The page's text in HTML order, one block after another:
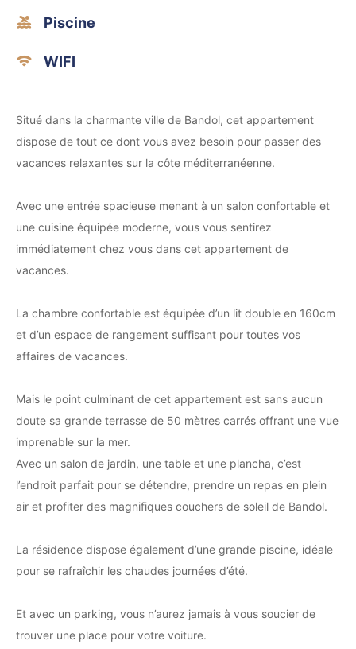
Piscine
WIFI
Situé dans la charmante ville de Bandol, cet appartement
dispose de tout ce dont vous avez besoin pour passer des
vacances relaxantes sur la côte méditerranéenne.
Avec une entrée spacieuse menant à un salon confortable et
une cuisine équipée moderne, vous vous sentirez
immédiatement chez vous dans cet appartement de
vacances.
La chambre confortable est équipée d’un lit double en 160cm
et d’un espace de rangement suffisant pour toutes vos
affaires de vacances.
Mais le point culminant de cet appartement est sans aucun
doute sa grande terrasse de 50 mètres carrés offrant une vue
imprenable sur la mer.
Avec un salon de jardin, une table et une plancha, c’est
l’endroit parfait pour se détendre, prendre un repas en plein
air et profiter des magnifiques couchers de soleil de Bandol.
La résidence dispose également d’une grande piscine, idéale
pour se rafraîchir les chaudes journées d’été.
Et avec un parking, vous n’aurez jamais à vous soucier de
trouver une place pour votre voiture.